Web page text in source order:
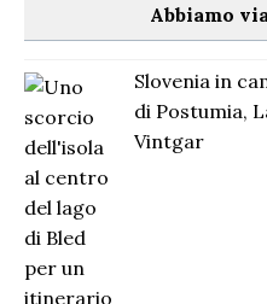
Abbiamo
Slovenia in
di Postumia,
Vintgar